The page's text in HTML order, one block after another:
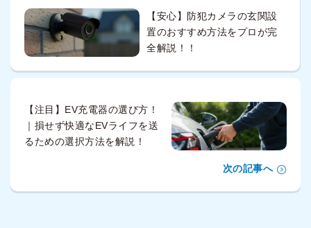
【安心】防犯カメラの玄関設
置のおすすめ方法をプロが完
全解説！！
【注目】EV充電器の選び方！
｜損せず快適なEVライフを送
るための選択方法を解説！
次の記事へ